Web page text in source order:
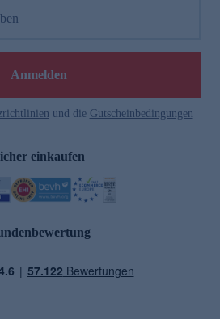
Anmelden
und die Gutscheinbedingungen
einkaufen